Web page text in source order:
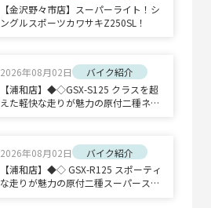
【金沢野々市店】スーパーライト！シ
ングルスポーツカワサキZ250SL！
2026年08月02日
バイク紹介
【浦和店】◆◇GSX-S125 クラスを超
えた軽快な走りが魅力の原付二種ネイ
2026年08月02日
バイク紹介
【浦和店】◆◇ GSX-R125 スポーティ
な走りが魅力の原付二種スーパースポ